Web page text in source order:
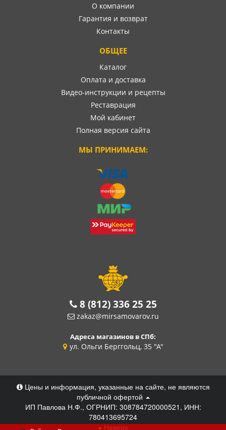
О компании
Гарантия и возврат
Контакты
ОБЩЕЕ
Каталог
Оплата и доставка
Видео-инструкции и рецепты
Реставрация
Мой кабинет
Полная версия сайта
МЫ ПРИНИМАЕМ:
8 (812) 336 25 25
zakaz@mirsamovarov.ru
Адреса магазинов в СПб:
ул. Ольги Берггольц, 35 "А"
Цены и информация, указанные на сайте, не являются
публичной офертой
ИП Павлова Н.Ф., ОГРНИП: 308784720000521, ИНН:
780413695724
Наверх